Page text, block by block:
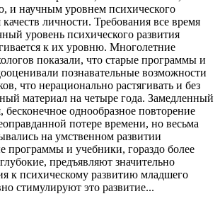
и научным уровнем психического
качеств личности. Требования все время
уровень психического развития
к их уровню. Многолетние
показали, что старые программы и
познавательные возможности
что нерационально растягивать и без
материал на четыре года. Замедленный
однообразное повторение
потере времени, но весьма
на умственном развитии
программы и учебники, гораздо более
предъявляют значительно
к психическому развитию младшего
стимулируют это развитие...